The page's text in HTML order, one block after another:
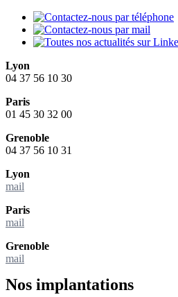
Lyon
04 37 56 10 30
Paris
01 45 30 32 00
Grenoble
04 37 56 10 31
Lyon
mail
Paris
mail
Grenoble
mail
Nos implantations